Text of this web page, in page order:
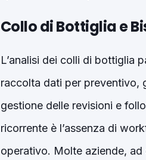
Collo di Bottiglia e
L’analisi dei colli di bottiglia
raccolta dati per preventivo,
gestione delle revisioni e
ricorrente è l’assenza di
operativo. Molte aziende,